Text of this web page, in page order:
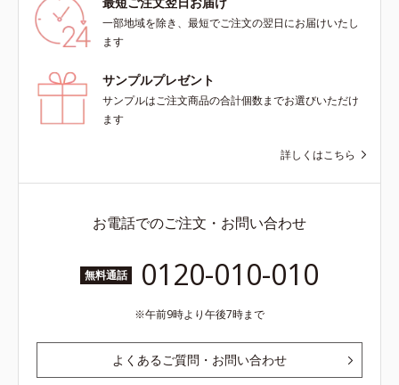
一部地域を除き、最短でご注文の翌日にお届けいたし
ます
サンプルプレゼント
サンプルはご注文商品の合計個数までお選びいただけ
ます
詳しくはこちら
お電話でのご注文・お問い合わせ
無料通話 0120-010-010
午前9時より午後7時まで
よくあるご質問・お問い合わせ